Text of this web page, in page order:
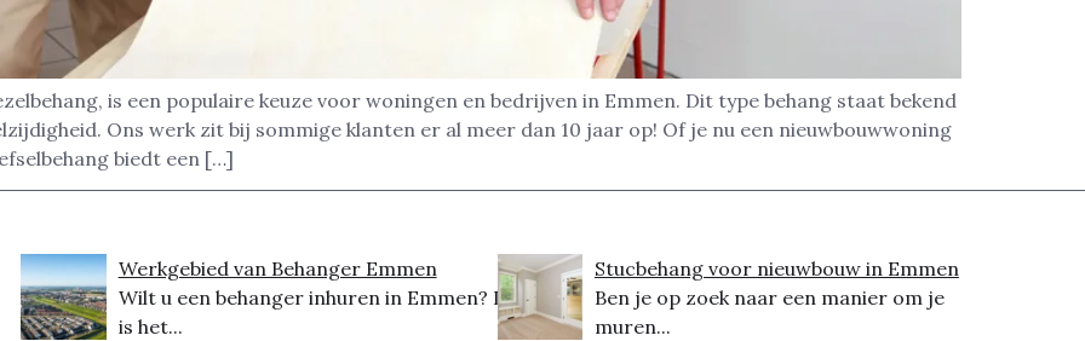
is een populaire keuze voor woningen en bedrijven in Emmen. Dit type behang staat bekend
Ons werk zit bij sommige klanten er al meer dan 10 jaar op! Of je nu een nieuwbouwwoning
biedt een […]
Werkgebied van Behanger Emmen
Wilt u een behanger inhuren in Emmen? Dit
is het...
Stucbehang voor nieuwbouw in Emmen
Ben je op zoek naar een manier om je
muren...